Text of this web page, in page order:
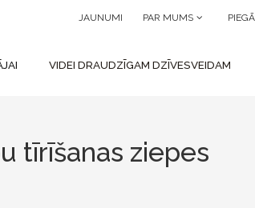
JAUNUMI PAR MUMS
VIDEI DRAUDZĪGAM DZĪVESVEIDAM
tīrīšanas ziepes